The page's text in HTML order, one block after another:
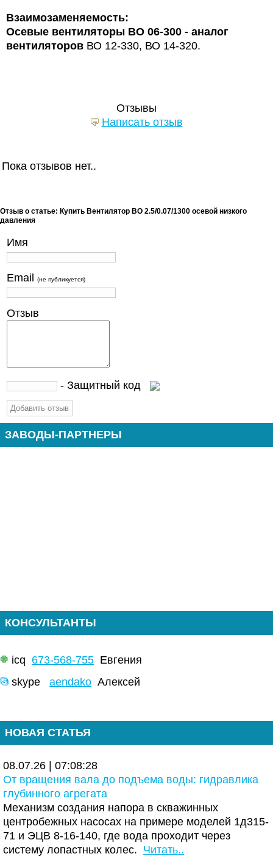
Взаимозаменяемость:
Осевые вентиляторы ВО 06-300 - аналог
вентиляторов ВО 12-330, ВО 14-320.
Отзывы
Написать отзыв
Пока отзывов нет..
Отзыв о статье: Купить Вентилятор ВО 2.5/0.07/1300 осевой низкого
давления
Имя
Email (не публикуется)
Отзыв
- Защитный код
ЗАВОДЫ-ПАРТНЕРЫ
КОНСУЛЬТАНТЫ
icq 673-568-755 Евгения
skype aendako Алексей
НОВАЯ СТАТЬЯ
08.07.26 | 07:08:28
От вращения вала до подъема воды: гидравлика
глубинного агрегата
Механизм создания напора в скважинных
центробежных насосах на примере моделей 1д315-
71 и ЭЦВ 8-16-140, где вода проходит через
систему лопастных колес. Читать..